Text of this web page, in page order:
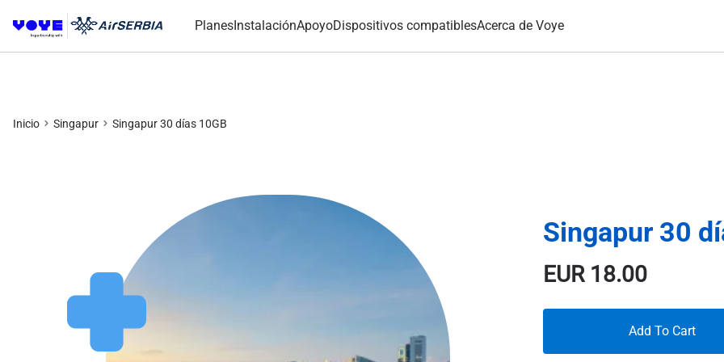
PlanesInstalaciónApoyoDispositivos compatiblesAcerca de Voye
Inicio Singapur Singapur 30 días 10GB
Singapur 30
EUR18.00
Add To Cart